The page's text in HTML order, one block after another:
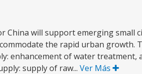
China will support emerging small
the rapid urban growth.
enhancement of water treatment,
supply of raw... Ver Más